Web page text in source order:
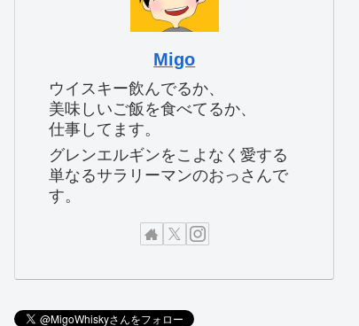
Migo
ウイスキー飲んでるか、
美味しいご飯を食べてるか、
仕事してます。
グレンエルギンをこよなく愛する
単なるサラリーマンのおっさんで
す。